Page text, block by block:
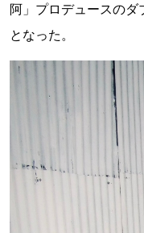
阿」プロデュースの
となった。